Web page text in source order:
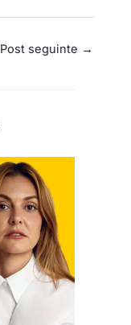
Post seguinte →